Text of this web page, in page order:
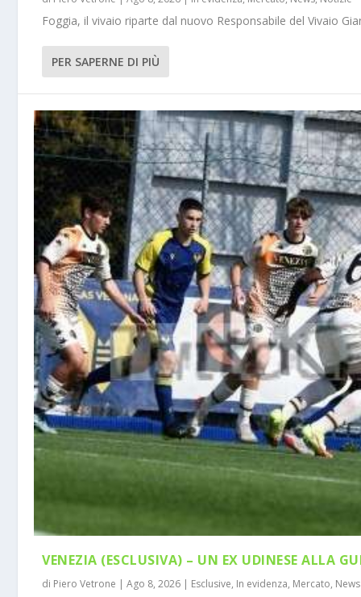
Foggia, il vivaio riparte dal nuovo Responsabile del Vivaio
PER SAPERNE DI PIÙ
VENEZIA (ESCLUSIVA) – UN EX UDINESE ALLA
di Piero Vetrone |Ago 8, 2026 | Esclusive, In evidenza, Mercato, News